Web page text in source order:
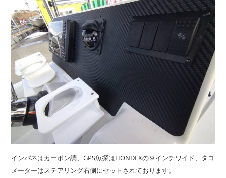
インパネはカーボン調、GPS魚探はHONDEXの９インチワイド、タコ
メーターはステアリング右側にセットされております。